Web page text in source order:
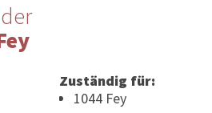
Zuständig für:
1044 Fey